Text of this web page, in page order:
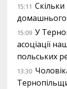
15:11
домашнього
15:09 У
асоціації
польських
13:30